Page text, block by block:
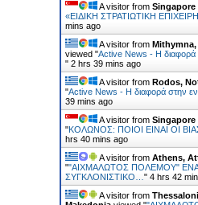
A visitor from Singapore
«ΕΙΔΙΚΗ ΣΤΡΑΤΙΩΤΙΚΗ
mins ago
A visitor from
viewed "Active News - Η
" 2 hrs 39 mins ago
A visitor from Rodos,
"Active News - Η διαφορά στην
39 mins ago
A visitor from Singapore
"ΚΟΛΩΝΟΣ: ΠΟΙΟΙ ΕΙΝΑΙ ΟΙ
hrs 40 mins ago
A visitor from Athens,
""ΑΙΧΜΑΛΩΤΟΣ ΠΟΛΕΜΟΥ" ΕΝΑ
ΣΥΓΚΛΟΝΙΣΤΙΚΟ… " 4 hrs 42
A visitor from